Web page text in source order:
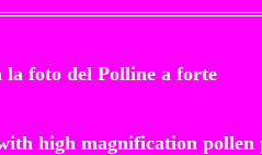
la foto del Polline a forte
high magnification pollen